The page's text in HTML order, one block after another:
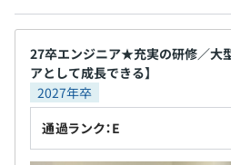
従業員数：28名
27卒エンジニア★充実の研修／大
アとして成長できる】
2027年卒
通過ランク：E